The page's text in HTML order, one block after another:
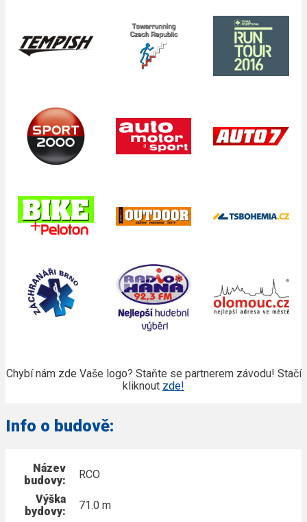
Chybí nám zde Vaše logo? Staňte se partnerem závodu! Stačí
kliknout zde!
Info o budově:
Název
budovy:
RCO
Výška
bydovy:
71.0 m